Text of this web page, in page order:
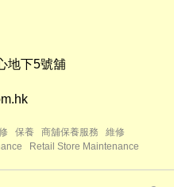
地下5號舖
保養 商舖保養服務
維修
Retail Store Maintenance